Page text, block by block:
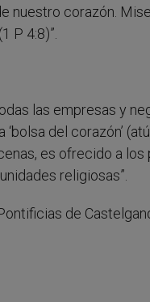
nuestro corazón.
P 4:8)”.
las empresas y
del corazón’
es ofrecido a
religiosas”.
de